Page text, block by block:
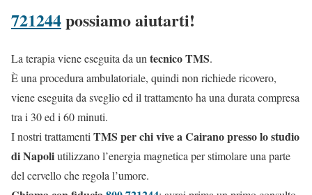
721244possiamo aiutarti!
La terapia viene eseguita da un tecnico TMS.
È una procedura ambulatoriale, quindi non richiede ricovero,
viene eseguita da sveglio ed il trattamento ha una durata compresa
tra i 30 ed i 60 minuti.
I nostri trattamenti TMS per chi vive a Cairano presso lo studio
di Napoliutilizzano l’energia magnetica per stimolare una parte
del cervello che regola l’umore.